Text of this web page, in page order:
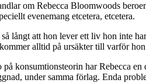
om Rebecca Bloomwoods
evenemang etcetera, etcetera.
så långt att hon lever ett liv hon inte
alltid på ursäkter till varför
på konsumtionsteorin har Rebecca
under samma förlag. Enda